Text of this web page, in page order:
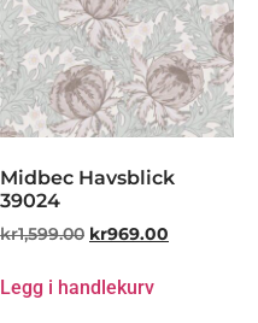
Midbec Havsblick
39024
kr1,599.00 kr969.00
Legg i handlekurv